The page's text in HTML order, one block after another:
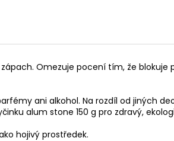
Omezuje pocení tím, že
ani alkohol. Na rozdíl od jiných
alum stone 150 g pro zdravý,
hojivý prostředek.